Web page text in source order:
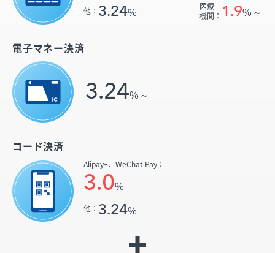
他： 3.24%
医療
機関： 1.9%～
電子マネー決済
3.24%～
コード決済
Alipay+、 WeChat Pay：
3.0%
他： 3.24%